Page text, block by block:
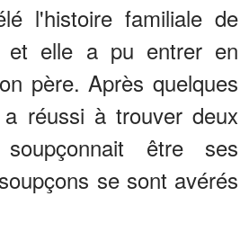
l'histoire familiale de
elle a pu entrer en
père. Après quelques
réussi à trouver deux
être ses
se sont avérés